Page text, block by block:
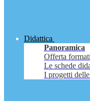
Didattica
Panoramica
Offerta
Le schede
I progetti